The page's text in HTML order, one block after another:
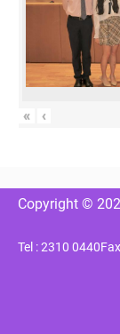
« ‹
Copyright ©
Tel : 2310 0440